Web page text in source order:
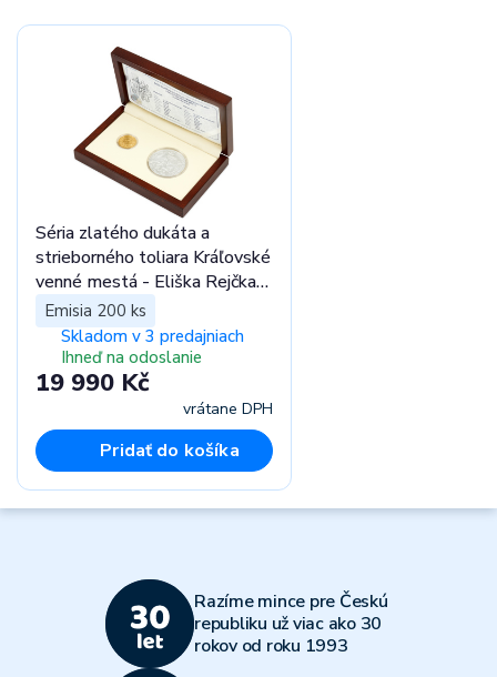
Séria zlatého dukáta a
strieborného toliara Kráľovské
venné mestá - Eliška Rejčka
stand
Emisia 200 ks
Skladom v 3 predajniach
Ihneď na odoslanie
19 990 Kč
vrátane DPH
Pridať do košíka
Razíme mince pre Českú
republiku už viac ako 30
rokov od roku 1993